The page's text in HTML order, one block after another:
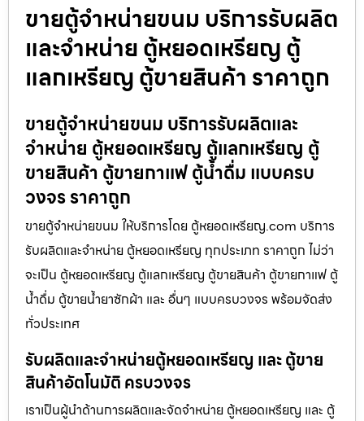
ขายตู้จำหน่ายขนม บริการรับผลิต
และจำหน่าย ตู้หยอดเหรียญ ตู้
แลกเหรียญ ตู้ขายสินค้า ราคาถูก
ขายตู้จำหน่ายขนม บริการรับผลิตและ
จำหน่าย ตู้หยอดเหรียญ ตู้แลกเหรียญ ตู้
ขายสินค้า ตู้ขายกาแฟ ตู้น้ำดื่ม แบบครบ
วงจร ราคาถูก
ขายตู้จำหน่ายขนม ให้บริการโดย ตู้หยอดเหรียญ.com บริการ
รับผลิตและจำหน่าย ตู้หยอดเหรียญ ทุกประเภท ราคาถูก ไม่ว่า
จะเป็น ตู้หยอดเหรียญ ตู้แลกเหรียญ ตู้ขายสินค้า ตู้ขายกาแฟ ตู้
น้ำดื่ม ตู้ขายน้ำยาซักผ้า และ อื่นๆ แบบครบวงจร พร้อมจัดส่ง
ทั่วประเทศ
รับผลิตและจำหน่ายตู้หยอดเหรียญ และ ตู้ขาย
สินค้าอัตโนมัติ ครบวงจร
เราเป็นผู้นำด้านการผลิตและจัดจำหน่าย ตู้หยอดเหรียญ และ ตู้